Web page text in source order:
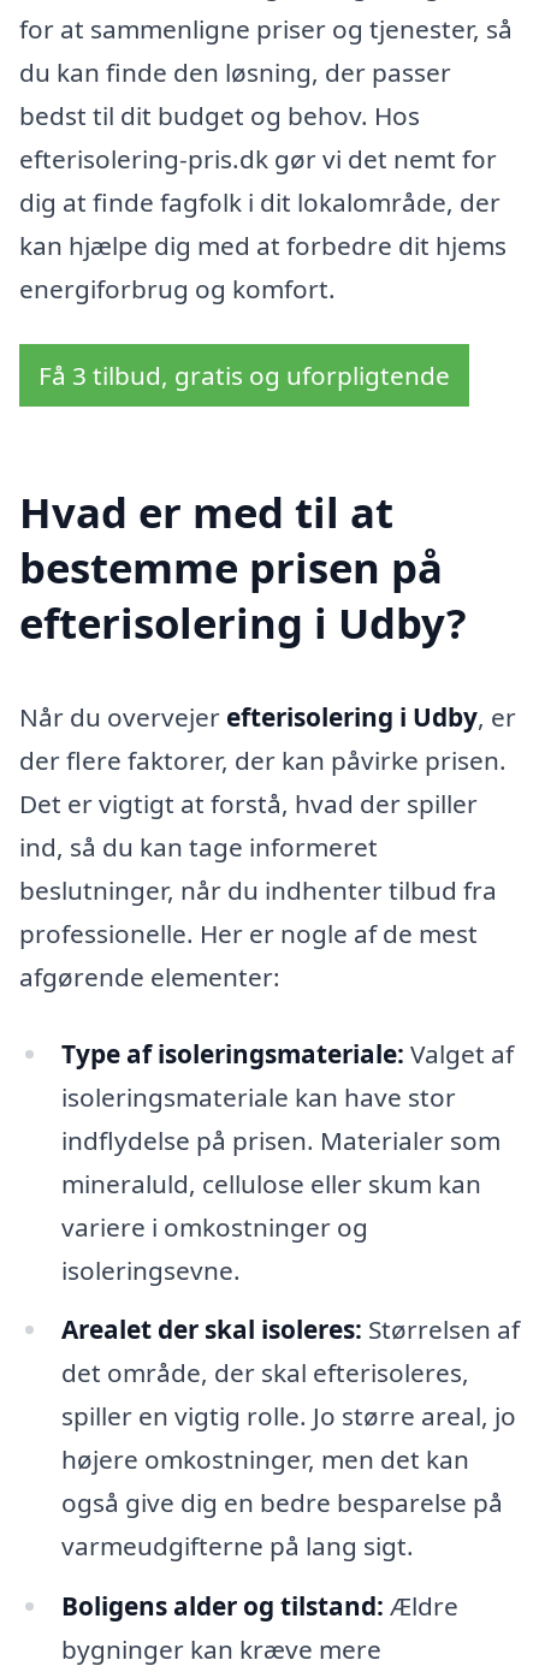
for at sammenligne priser og tjenester, så
du kan finde den løsning, der passer
bedst til dit budget og behov. Hos
efterisolering-pris.dk gør vi det nemt for
dig at finde fagfolk i dit lokalområde, der
kan hjælpe dig med at forbedre dit hjems
energiforbrug og komfort.
Få 3 tilbud, gratis og uforpligtende
Hvad er med til at
bestemme prisen på
efterisolering i Udby?
Når du overvejer efterisolering i Udby, er
der flere faktorer, der kan påvirke prisen.
Det er vigtigt at forstå, hvad der spiller
ind, så du kan tage informeret
beslutninger, når du indhenter tilbud fra
professionelle. Her er nogle af de mest
afgørende elementer:
Type af isoleringsmateriale: Valget af
isoleringsmateriale kan have stor
indflydelse på prisen. Materialer som
mineraluld, cellulose eller skum kan
variere i omkostninger og
isoleringsevne.
Arealet der skal isoleres: Størrelsen af
det område, der skal efterisoleres,
spiller en vigtig rolle. Jo større areal, jo
højere omkostninger, men det kan
også give dig en bedre besparelse på
varmeudgifterne på lang sigt.
Boligens alder og tilstand: Ældre
bygninger kan kræve mere